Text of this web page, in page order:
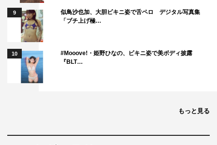
9
似鳥沙也加、大胆ビキニ姿で舌ペロ デジタル写真集
「ブチ上げ極…
10
#Mooove!・姫野ひなの、ビキニ姿で美ボディ披露
『BLT…
もっと見る